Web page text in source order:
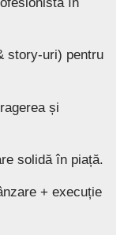
story-uri) pentru
și
solidă în piață.
+ execuție